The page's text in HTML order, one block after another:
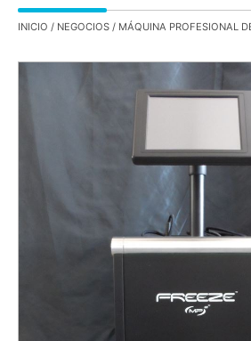
INICIO / NEGOCIOS / MÁQUINA PROFESIONAL